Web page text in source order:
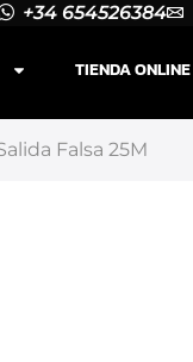
+34 654526384
TIENDA ONLINE
Falsa 25M